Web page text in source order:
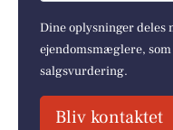
Dine oplysninger deles
ejendomsmæglere,
salgsvurdering.
Bliv kontaktet